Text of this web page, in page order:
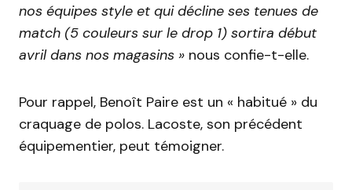
nos équipes style et qui décline ses tenues de
match (5 couleurs sur le drop 1) sortira début
avril dans nos magasins » nous confie-t-elle.
Pour rappel, Benoît Paire est un « habitué » du
craquage de polos. Lacoste, son précédent
équipementier, peut témoigner.